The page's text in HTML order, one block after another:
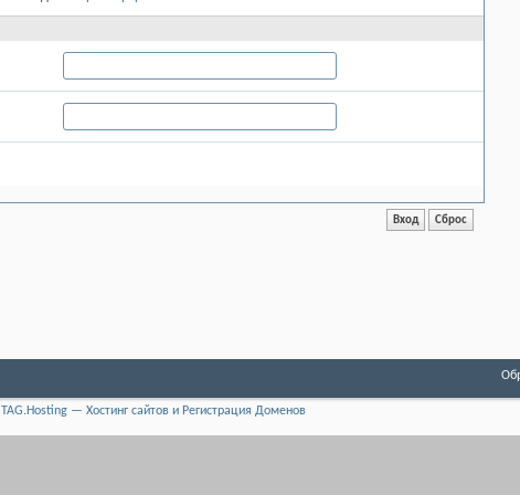
TAG.Hosting — Хостинг сайтов и Регистрация Доменов